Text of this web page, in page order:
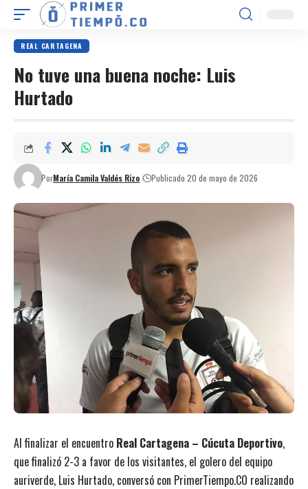
REAL CARTAGENA
No tuve una buena noche: Luis
Hurtado
PorMaría Camila Valdés Rizo Publicado 20 de mayo de 2026
Al finalizar el encuentro Real Cartagena – Cúcuta Deportivo,
que finalizó 2-3 a favor de los visitantes, el golero del equipo
auriverde, Luis Hurtado, conversó con PrimerTiempo.CO realizando